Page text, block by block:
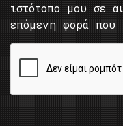
ιστότοπο μου σε
επόμενη φορά που